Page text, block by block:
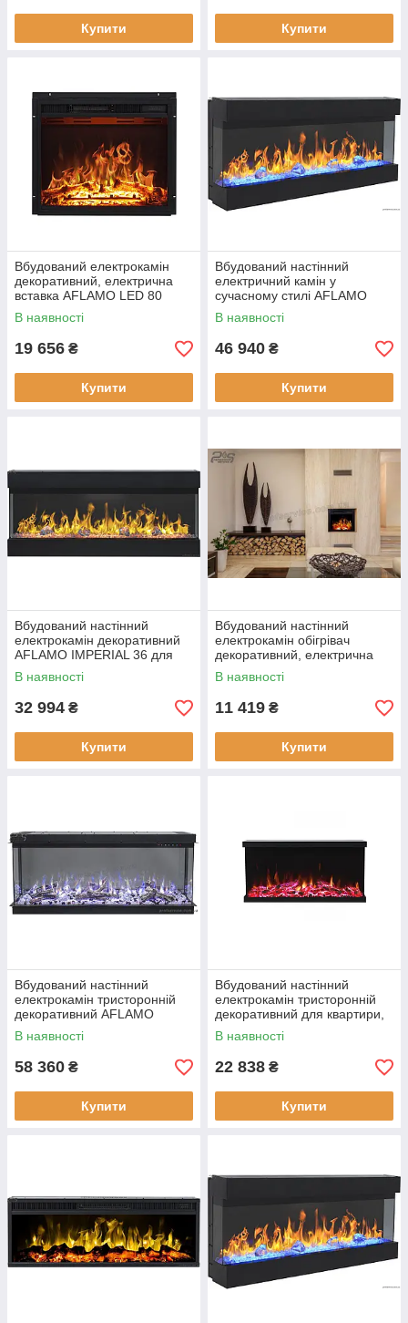
Купити Купити
Вбудований електрокамін
декоративний, електрична
вставка AFLAMO LED 80
CLASSIC для обігріву будинку
В наявності
19 656 ₴
Купити
Вбудований настінний
електричний камін у
сучасному стилі AFLAMO
IMPERIAL 60 для обігріву
будинку, квартири
В наявності
46 940 ₴
Купити
Вбудований настінний
електрокамін декоративний
AFLAMO IMPERIAL 36 для
обігріву будинку
В наявності
32 994 ₴
Купити
Вбудований настінний
електрокамін обігрівач
декоративний, електрична
вставка AFLAMO LED 40
CLASSIC
В наявності
11 419 ₴
Купити
Вбудований настінний
електрокамін тристоронній
декоративний AFLAMO
SUPERB 50 для обігріву
дому, квартири, дачі
В наявності
58 360 ₴
Купити
Вбудований настінний
електрокамін тристоронній
декоративний для квартири,
дачі, офісу Aflamo FUSION
без обігріву
В наявності
22 838 ₴
Купити